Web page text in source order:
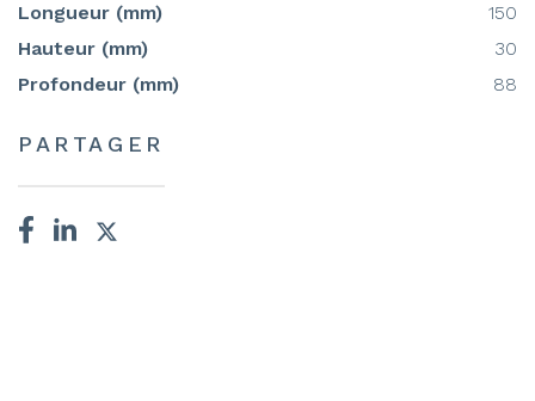
Longueur (mm)
150
Hauteur (mm)
30
Profondeur (mm)
88
PARTAGER